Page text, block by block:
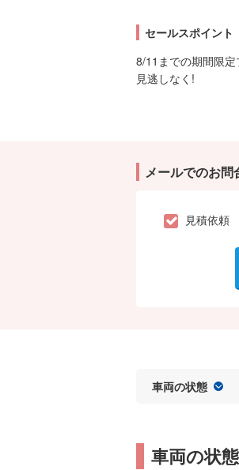
セールスポイント
8/11までの期間限
見逃しなく!
メールでのお問
見積依頼
車両の状態
車両の状態